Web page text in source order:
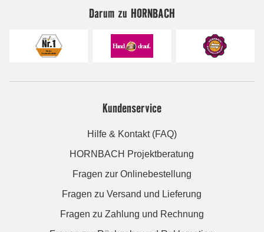
Darum zu HORNBACH
Kundenservice
Hilfe & Kontakt (FAQ)
HORNBACH Projektberatung
Fragen zur Onlinebestellung
Fragen zu Versand und Lieferung
Fragen zu Zahlung und Rechnung